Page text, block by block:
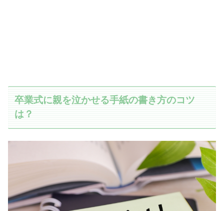
卒業式に親を泣かせる手紙の書き方のコツ
は？